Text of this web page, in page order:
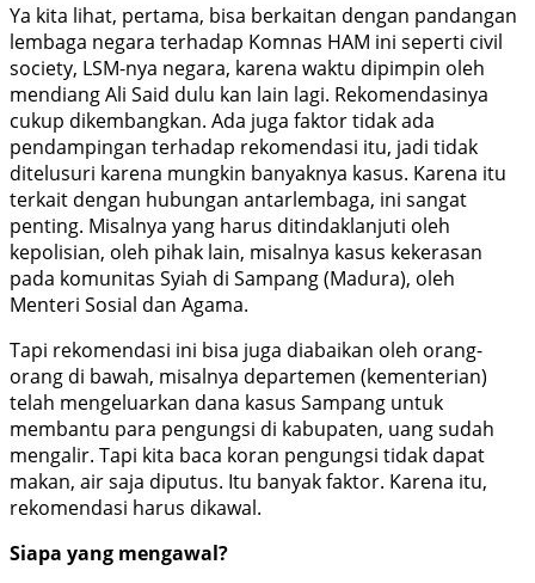
Ya kita lihat, pertama, bisa berkaitan dengan pandangan
lembaga negara terhadap Komnas HAM ini seperti civil
society, LSM-nya negara, karena waktu dipimpin oleh
mendiang Ali Said dulu kan lain lagi. Rekomendasinya
cukup dikembangkan. Ada juga faktor tidak ada
pendampingan terhadap rekomendasi itu, jadi tidak
ditelusuri karena mungkin banyaknya kasus. Karena itu
terkait dengan hubungan antarlembaga, ini sangat
penting. Misalnya yang harus ditindaklanjuti oleh
kepolisian, oleh pihak lain, misalnya kasus kekerasan
pada komunitas Syiah di Sampang (Madura), oleh
Menteri Sosial dan Agama.
Tapi rekomendasi ini bisa juga diabaikan oleh orang-
orang di bawah, misalnya departemen (kementerian)
telah mengeluarkan dana kasus Sampang untuk
membantu para pengungsi di kabupaten, uang sudah
mengalir. Tapi kita baca koran pengungsi tidak dapat
makan, air saja diputus. Itu banyak faktor. Karena itu,
rekomendasi harus dikawal.
Siapa yang mengawal?